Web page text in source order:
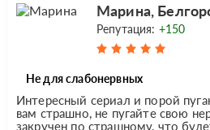
Марина,
Репутация: +150
Не для слабонервных
Интересный сериал и порой
вам страшно, не пугайте свою
закручен по страшному, что